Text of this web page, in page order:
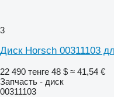
3
Диск Horsch 00311103
22 490 тенге 48 $ ≈ 41,54 €
Запчасть - диск
00311103